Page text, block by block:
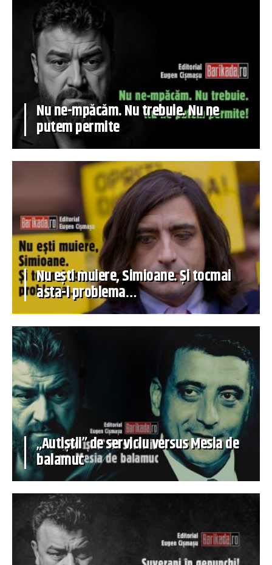
Nu ne-mpăcăm. Nu trebuie. Nu ne
putem permite
Nu ești muiere, Simioane. Și tocmai
asta-i problema…
„Autiștii” de serviciu versus Mesia de
balamuc